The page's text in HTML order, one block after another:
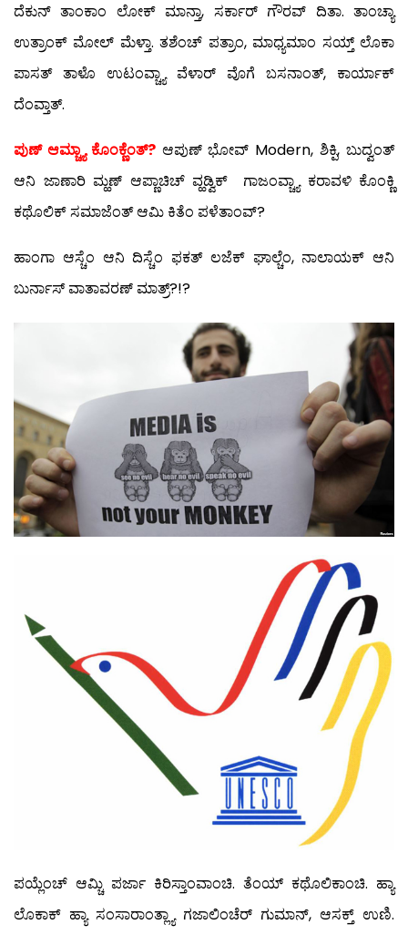
ದೆಕುನ್ ತಾಂಕಾಂ ಲೋಕ್ ಮಾನ್ತಾ, ಸರ್ಕಾರ್ ಗೌರವ್ ದಿತಾ. ತಾಂಚ್ಯಾ
ಉತ್ರಾಂಕ್ ಮೋಲ್ ಮೆಳ್ತಾ. ತಶೆಂಚ್ ಪತ್ರಾಂ, ಮಾಧ್ಯಮಾಂ ಸಯ್ತ್ ಲೊಕಾ
ಪಾಸತ್ ತಾಳೊ ಉಟಂವ್ಚ್ಯಾ ವೆಳಾರ್ ವೊಗೆ ಬಸನಾಂತ್, ಕಾರ್ಯಾಕ್
ದೆಂವ್ತಾತ್.
ಪುಣ್ ಆಮ್ಚ್ಯಾ ಕೊಂಕ್ಣೆಂತ್? ಆಪುಣ್ ಭೋವ್ Modern, ಶಿಕ್ಪಿ, ಬುದ್ವಂತ್
ಆನಿ ಜಾಣಾರಿ ಮ್ಹಣ್ ಆಪ್ಣಾಚಿಚ್ ವ್ಹಡ್ವಿಕ್ ಗಾಜಂವ್ಚ್ಯಾ ಕರಾವಳಿ ಕೊಂಕ್ಣಿ
ಕಥೊಲಿಕ್ ಸಮಾಜೆಂತ್ ಆಮಿ ಕಿತೆಂ ಪಳೆತಾಂವ್?
ಹಾಂಗಾ ಆಸ್ಚೆಂ ಆನಿ ದಿಸ್ಚೆಂ ಫಕತ್ ಲಜೆಕ್ ಘಾಲ್ಚೆಂ, ನಾಲಾಯಕ್ ಆನಿ
ಬುರ್ನಾಸ್ ವಾತಾವರಣ್ ಮಾತ್ರ್?!?
ಪಯ್ಲೆಂಚ್ ಆಮ್ಚಿ ಪರ್ಜಾ ಕಿರಿಸ್ತಾಂವಾಂಚಿ. ತೆಂಯ್ ಕಥೊಲಿಕಾಂಚಿ. ಹ್ಯಾ
ಲೊಕಾಕ್ ಹ್ಯಾ ಸಂಸಾರಾಂತ್ಲ್ಯಾ ಗಜಾಲಿಂಚೆರ್ ಗುಮಾನ್, ಆಸಕ್ತ್ ಉಣಿ.